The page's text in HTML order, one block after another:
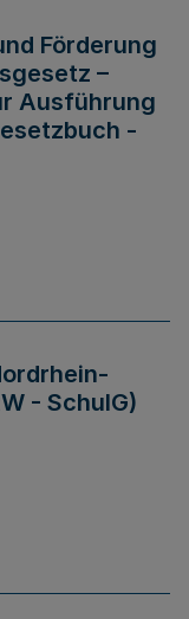
Förderung
–
Ausführung
-
- SchulG)